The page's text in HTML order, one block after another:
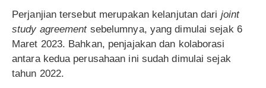
Perjanjian tersebut merupakan kelanjutan dari joint
study agreement sebelumnya, yang dimulai sejak 6
Maret 2023. Bahkan, penjajakan dan kolaborasi
antara kedua perusahaan ini sudah dimulai sejak
tahun 2022.